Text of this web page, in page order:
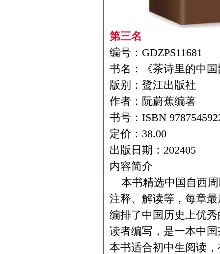
第三名
编号：GDZPS11681
书名：《茶诗里的中
版别：鹭江出版社
作者：阮蔚蕉编著
书号：ISBN
定价：38.00
出版日期：202405
内容简介
本书精选中国自西周
注释、解读等，每章
编排了中国历史上优
读者编写，是一本中
本书适合初中生阅读